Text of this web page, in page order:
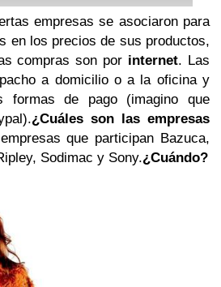
empresas se asociaron para
en los precios de sus productos,
compras son por internet. Las
a domicilio o a la oficina y
formas de pago (imagino que
¿Cuáles son las empresas
que participan Bazuca,
Sodimac y Sony.¿Cuándo?